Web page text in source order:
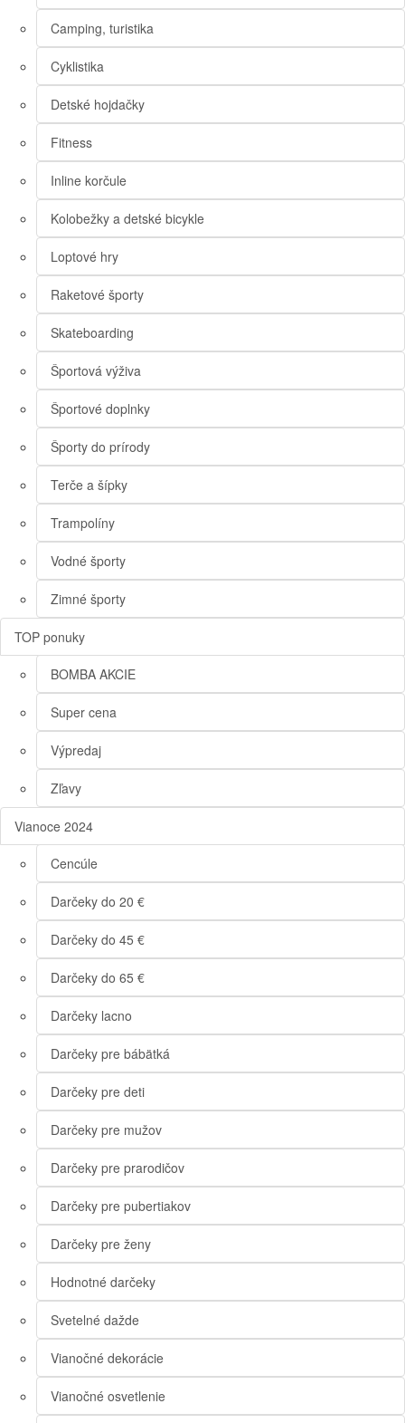
Camping, turistika
Cyklistika
Detské hojdačky
Fitness
Inline korčule
Kolobežky a detské bicykle
Loptové hry
Raketové športy
Skateboarding
Športová výživa
Športové doplnky
Športy do prírody
Terče a šípky
Trampolíny
Vodné športy
Zimné športy
TOP ponuky
BOMBA AKCIE
Super cena
Výpredaj
Zľavy
Vianoce 2024
Cencúle
Darčeky do 20 €
Darčeky do 45 €
Darčeky do 65 €
Darčeky lacno
Darčeky pre bábätká
Darčeky pre deti
Darčeky pre mužov
Darčeky pre prarodičov
Darčeky pre pubertiakov
Darčeky pre ženy
Hodnotné darčeky
Svetelné dažde
Vianočné dekorácie
Vianočné osvetlenie